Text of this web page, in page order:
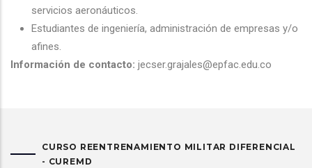
servicios aeronáuticos.
Estudiantes de ingeniería, administración de empresas y/o
afines.
Información de contacto: jecser.grajales@epfac.edu.co
CURSO REENTRENAMIENTO MILITAR DIFERENCIAL
- CUREMD